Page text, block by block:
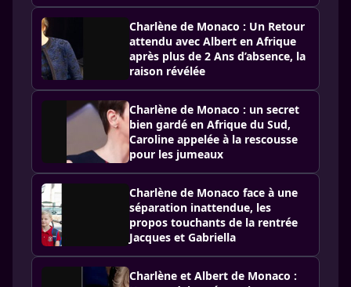
Charlène de Monaco : Un Retour
attendu avec Albert en Afrique
après plus de 2 Ans d’absence, la
raison révélée
Charlène de Monaco : un secret
bien gardé en Afrique du Sud,
Caroline appelée à la rescousse
pour les jumeaux
Charlène de Monaco face à une
séparation inattendue, les
propos touchants de la rentrée
Jacques et Gabriella
Charlène et Albert de Monaco :